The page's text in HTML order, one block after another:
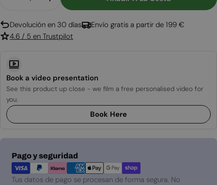
Disminuir Cantidad Para Carrito Con Ruedas
Aumentar Cantidad Para Carrito Con
Devolución en 30 días
Envío gratis a partir de 199 €
4.6 / 5 en Trustpilot
Book a video presentation
See this product up close - we film a free personalised video for
you.
Book Here
Pago y seguridad
Métodos
de
pago
Tus datos de pago se procesan de forma segura. No